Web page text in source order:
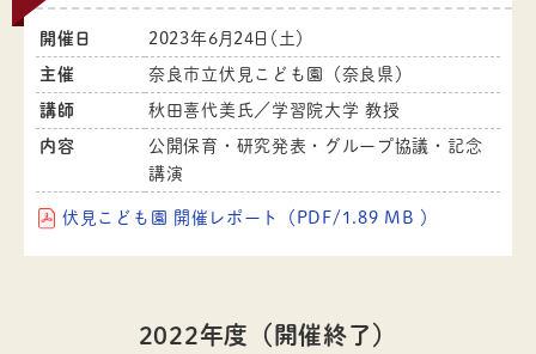
開催日 2023年6月24日（土）
主催 奈良市立伏見こども園（奈良県）
講師 秋田喜代美氏／学習院大学 教授
内容
公開保育・研究発表・グループ協議・記念
講演
伏見こども園 開催レポート（PDF/1.89 MB ）
2022年度（開催終了）